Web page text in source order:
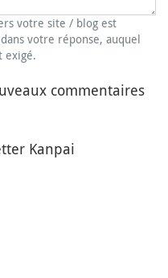
votre site / blog est
votre réponse, auquel
exigé.
commentaires
Kanpai